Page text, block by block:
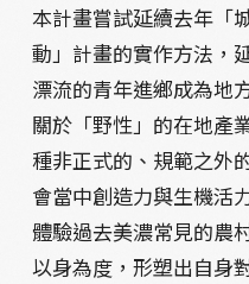
本計畫嘗試延續去年
動」計畫的實作方法，
漂流的青年進鄉成為地
關於「野性」的在地產
種非正式的、規範之外
會當中創造力與生機活
體驗過去美濃常見的農
以身為度，形塑出自身